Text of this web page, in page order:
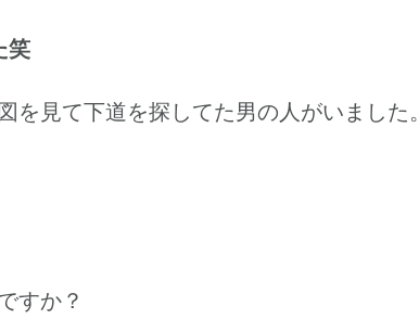
笑
を見て下道を探してた男の人がいまし
すか？